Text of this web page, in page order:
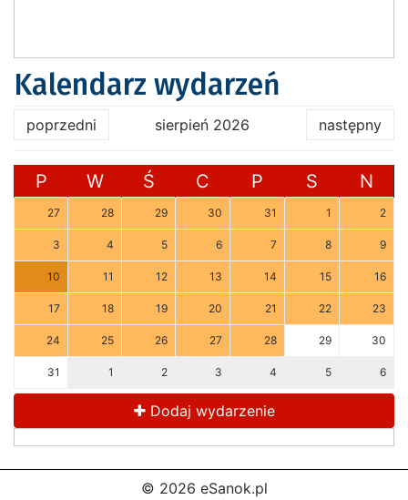
Kalendarz wydarzeń
poprzedni sierpień 2026 następny
P W Ś C P S N
27 28 29 30 31 1 2
3 4 5 6 7 8 9
10 11 12 13 14 15 16
17 18 19 20 21 22 23
24 25 26 27 28 29 30
31 1 2 3 4 5 6
Dodaj wydarzenie
© 2026 eSanok.pl